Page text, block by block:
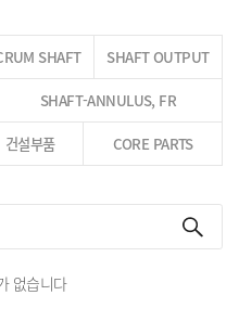
SHAFT SHAFT OUTPUT
SHAFT-ANNULUS, FR
건설부품 CORE PARTS
없습니다